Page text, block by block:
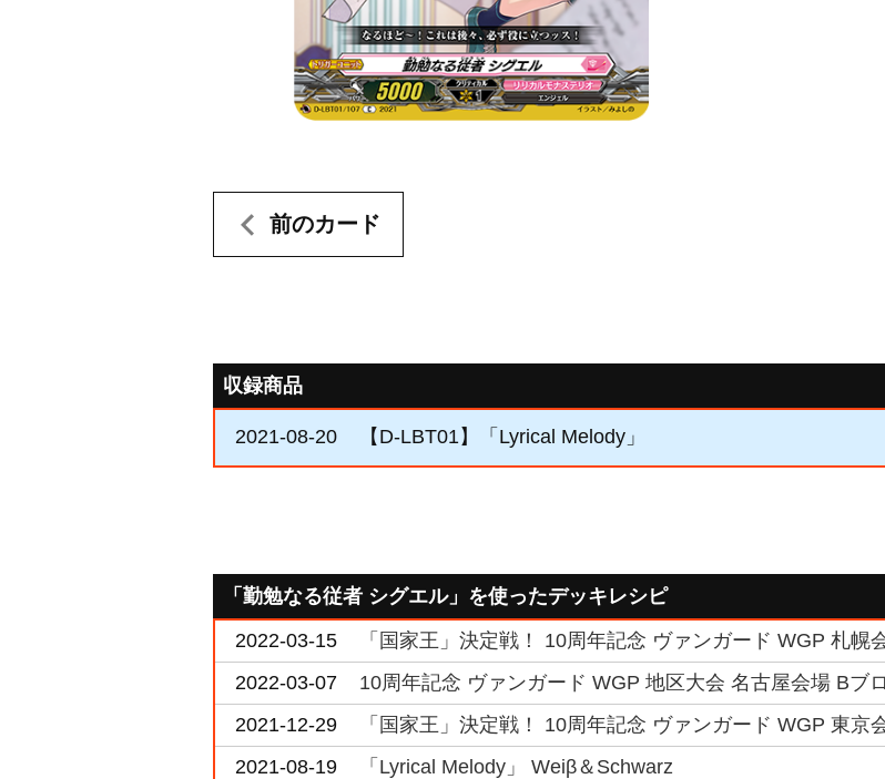
前のカード
収録商品
2021-08-20 【D-LBT01】「Lyrical Melody」
「勤勉なる従者 シグエル」を使ったデッキレシピ
2022-03-15
「国家王」決定戦！ 10周年記念 ヴァンガード WGP 札
2022-03-07
10周年記念 ヴァンガード WGP 地区大会 名古屋会場 B
2021-12-29
「国家王」決定戦！ 10周年記念 ヴァンガード WGP 東
2021-08-19
「Lyrical Melody」 Weiβ＆Schwarz